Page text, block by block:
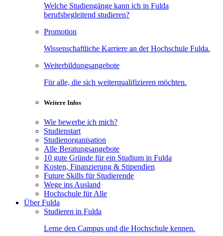
Welche Studiengänge kann ich in Fulda
berufsbegleitend studieren?
Promotion
Wissenschaftliche Karriere an der Hochschule Fulda.
Weiterbildungsangebote
Für alle, die sich weiterqualifizieren möchten.
Weitere Infos
Wie bewerbe ich mich?
Studienstart
Studienorganisation
Alle Beratungsangebote
10 gute Gründe für ein Studium in Fulda
Kosten, Finanzierung & Stipendien
Future Skills für Studierende
Wege ins Ausland
Hochschule für Alle
Über Fulda
Studieren in Fulda
Lerne den Campus und die Hochschule kennen.